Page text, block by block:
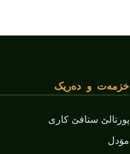
خزمەت و دەریک
پورتالێ ستافێ کاری
موَدل